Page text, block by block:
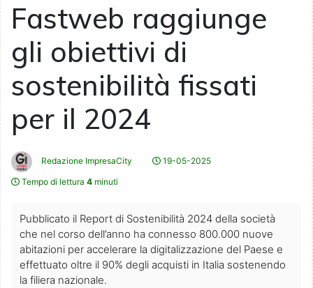
Fastweb raggiunge
gli obiettivi di
sostenibilità fissati
per il 2024
Redazione ImpresaCity
19-05-2025
Tempo di lettura 4 minuti
Pubblicato il Report di Sostenibilità 2024 della società
che nel corso dell’anno ha connesso 800.000 nuove
abitazioni per accelerare la digitalizzazione del Paese e
effettuato oltre il 90% degli acquisti in Italia sostenendo
la filiera nazionale.